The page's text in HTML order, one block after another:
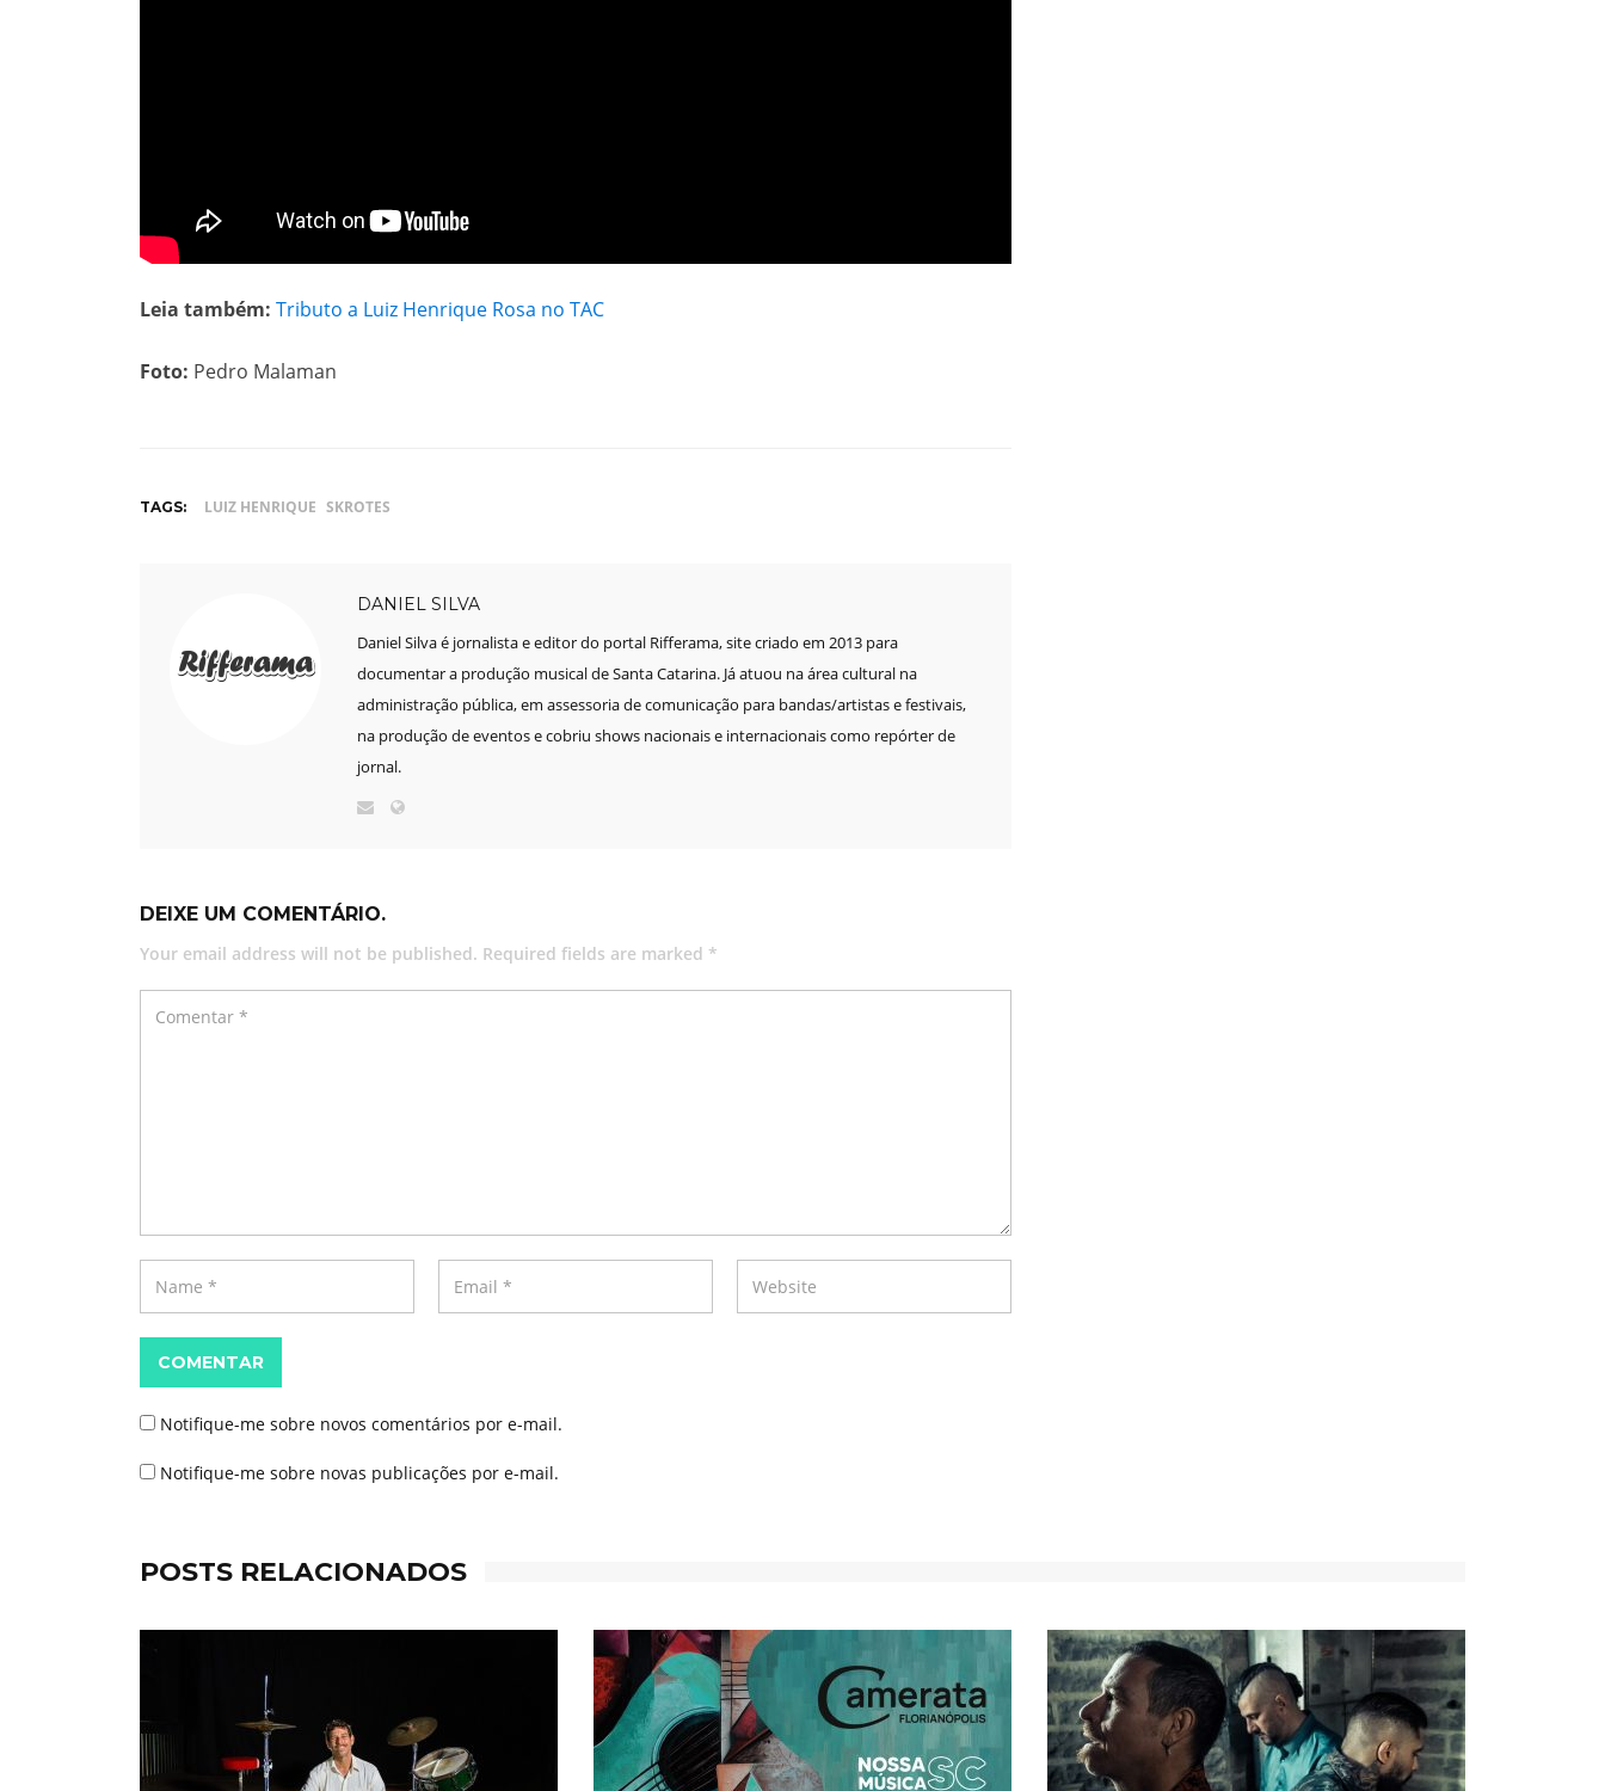
Leia também: Tributo a Luiz Henrique Rosa no TAC
Foto: Pedro Malaman
TAGS: LUIZ HENRIQUE SKROTES
DANIEL SILVA
Daniel Silva é jornalista e editor do portal Rifferama, site criado em 2013 para
documentar a produção musical de Santa Catarina. Já atuou na área cultural na
administração pública, em assessoria de comunicação para bandas/artistas e festivais,
na produção de eventos e cobriu shows nacionais e internacionais como repórter de
jornal.
DEIXE UM COMENTÁRIO.
Your email address will not be published. Required fields are marked *
COMENTAR
Notifique-me sobre novos comentários por e-mail.
Notifique-me sobre novas publicações por e-mail.
POSTS RELACIONADOS